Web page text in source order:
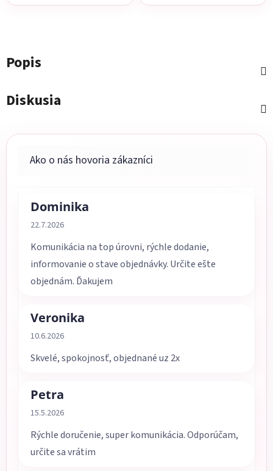
Popis
Diskusia
Dominika
Hodnotenie obchodu je 5 z 5 hviezdičiek.
22.7.2026
Komunikácia na top úrovni, rýchle dodanie,
informovanie o stave objednávky. Určite ešte
objednám. Ďakujem
Veronika
Hodnotenie obchodu je 5 z 5 hviezdičiek.
10.6.2026
Skvelé, spokojnosť, objednané uz 2x
Petra
Hodnotenie obchodu je 5 z 5 hviezdičiek.
15.5.2026
Rýchle doručenie, super komunikácia. Odporúčam,
určite sa vrátim